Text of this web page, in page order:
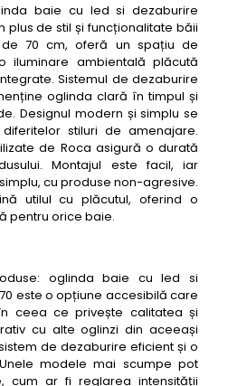
baie cu led si dezaburire
plus de stil și funcționalitate băii
70 cm, oferă un spațiu de
iluminare ambientală plăcută
Sistemul de dezaburire
oglinda clară în timpul și
Designul modern și simplu se
stiluri de amenajare.
de Roca asigură o durată
Montajul este facil, iar
cu produse non-agresive.
utilul cu plăcutul, oferind o
pentru orice baie.
oglinda baie cu led si
este o opțiune accesibilă care
ceea ce privește calitatea și
cu alte oglinzi din aceeași
de dezaburire eficient și o
modele mai scumpe pot
cum ar fi reglarea intensității